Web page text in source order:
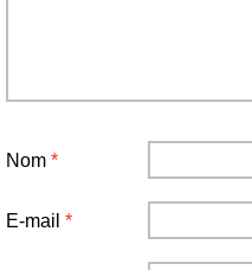
Nom *
E-mail *